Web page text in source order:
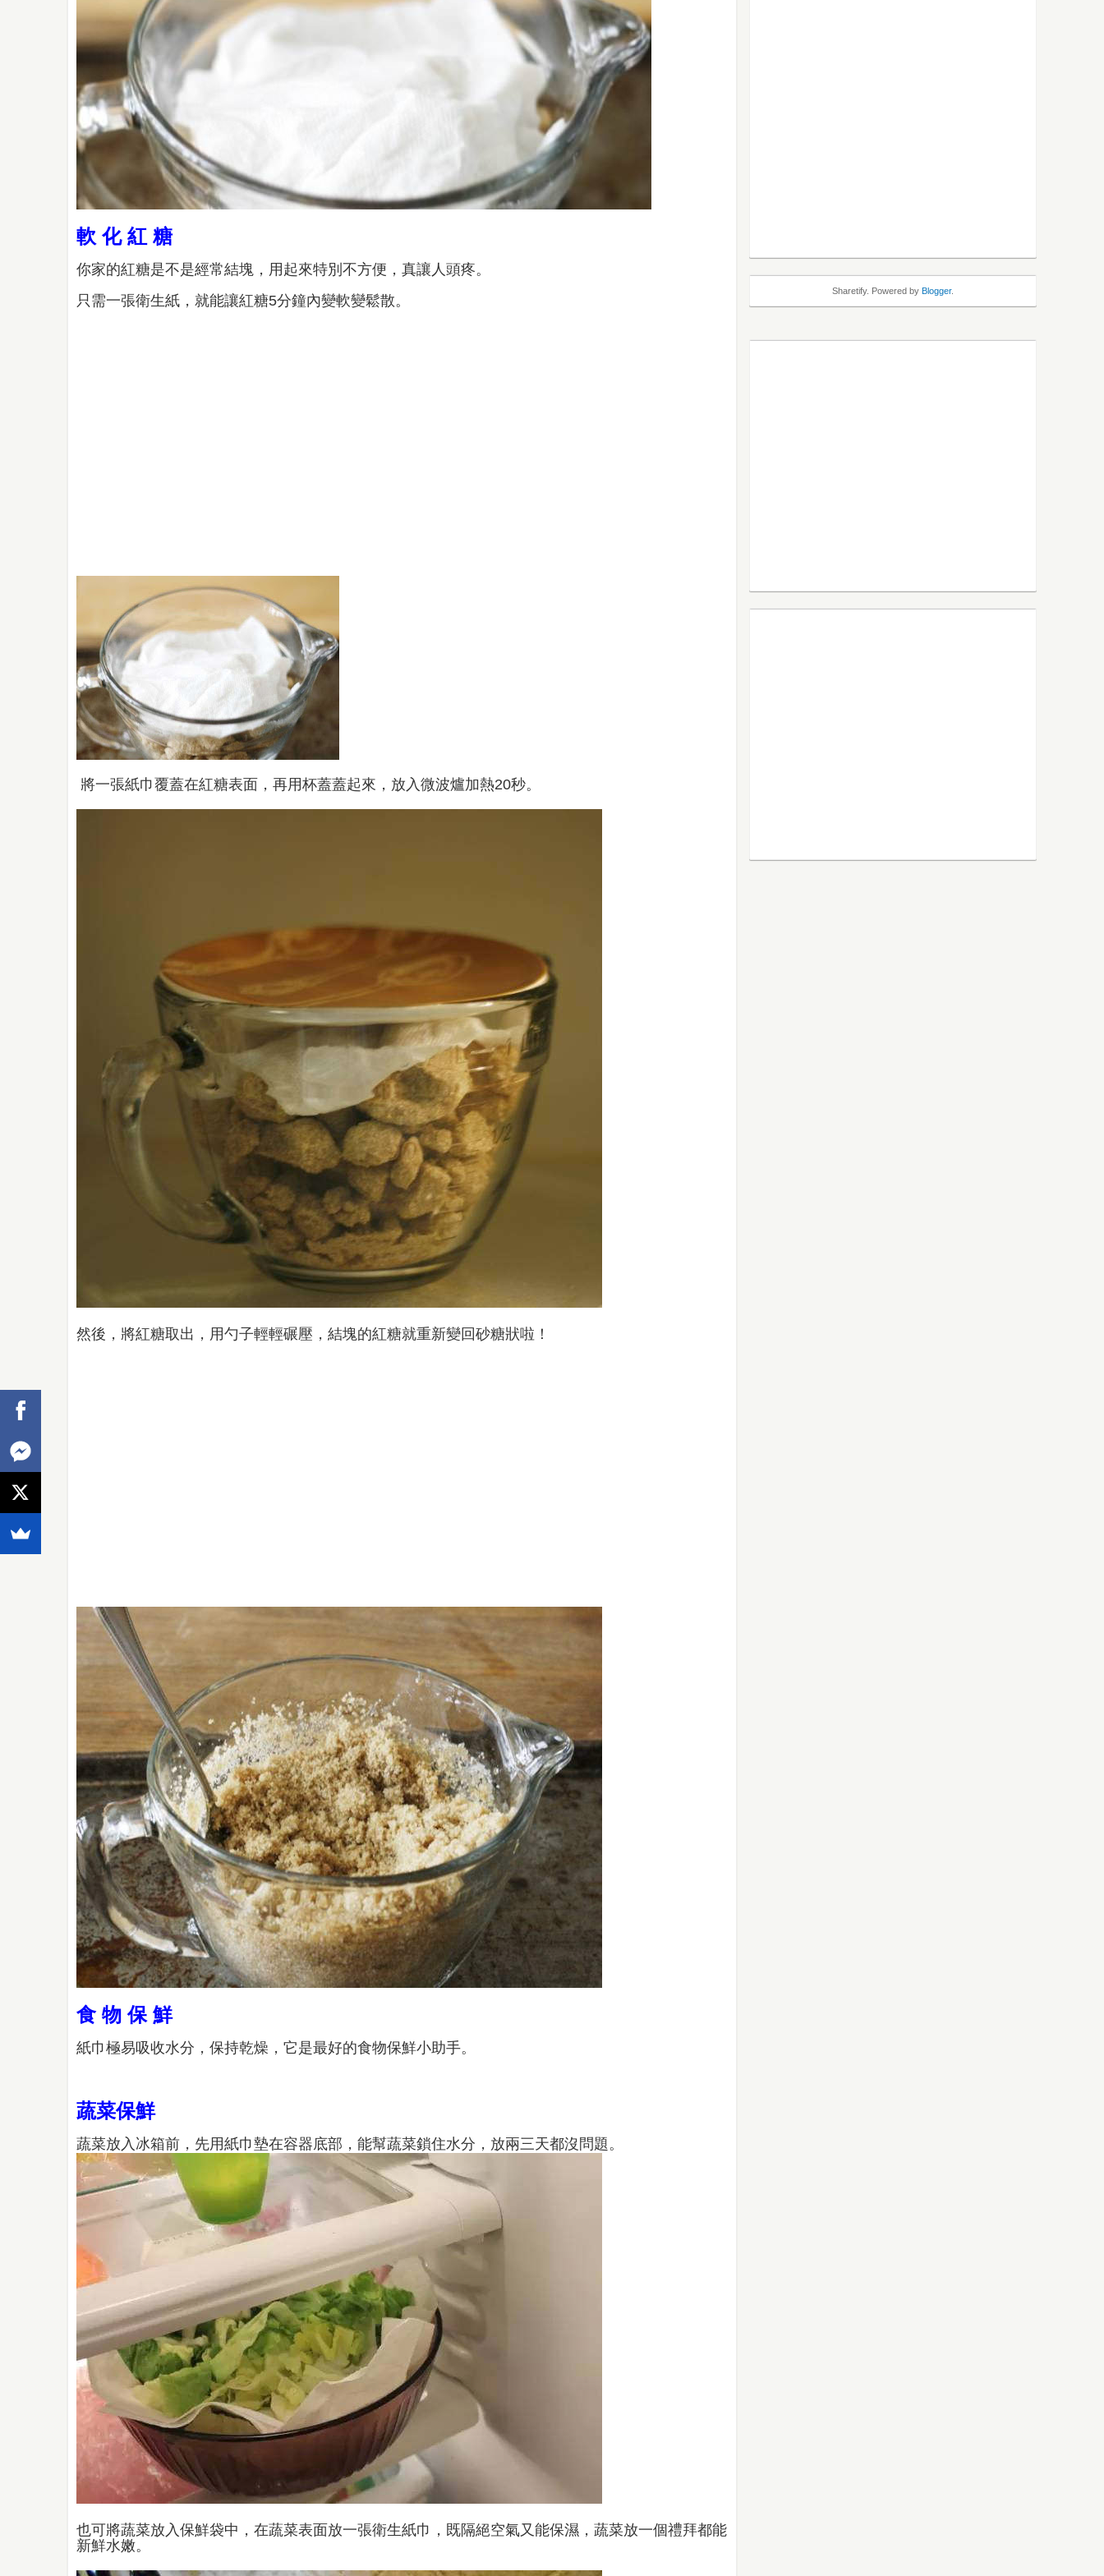
軟 化 紅 糖
你家的紅糖是不是經常結塊，用起來特別不方便，真讓人頭疼。
只需一張衛生紙，就能讓紅糖5分鐘內變軟變鬆散。
將一張紙巾覆蓋在紅糖表面，再用杯蓋蓋起來，放入微波爐加熱20秒。
然後，將紅糖取出，用勺子輕輕碾壓，結塊的紅糖就重新變回砂糖狀啦！
食 物 保 鮮
紙巾極易吸收水分，保持乾燥，它是最好的食物保鮮小助手。
蔬菜保鮮
蔬菜放入冰箱前，先用紙巾墊在容器底部，能幫蔬菜鎖住水分，放兩三天都沒問題。
也可將蔬菜放入保鮮袋中，在蔬菜表面放一張衛生紙巾，既隔絕空氣又能保濕，蔬菜放一個禮拜都能
新鮮水嫩。
Sharetify. Powered by Blogger.